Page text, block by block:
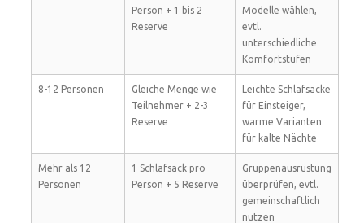
Person + 1 bis 2
Reserve
Modelle wählen,
evtl.
unterschiedliche
Komfortstufen
8-12 Personen
Gleiche Menge wie
Teilnehmer + 2-3
Reserve
Leichte Schlafsäcke
für Einsteiger,
warme Varianten
für kalte Nächte
Mehr als 12
Personen
1 Schlafsack pro
Person + 5 Reserve
Gruppenausrüstung
überprüfen, evtl.
gemeinschaftlich
nutzen